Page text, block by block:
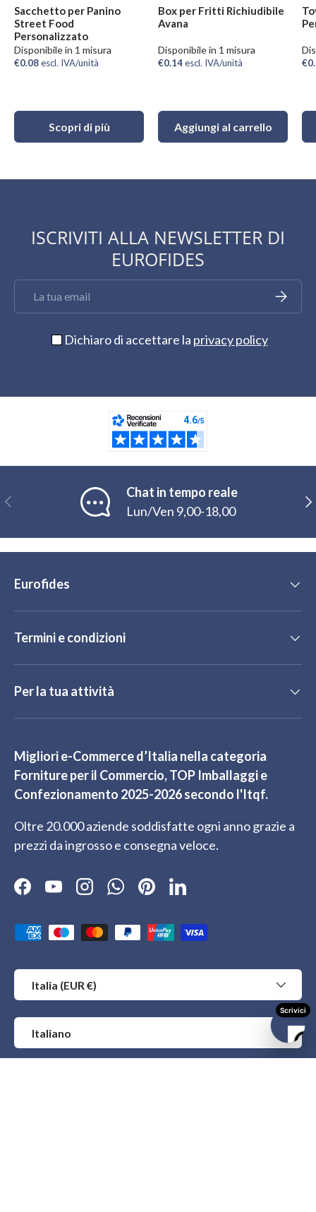
Sacchetto per Panino
Street Food
Personalizzato
Disponibile in 1 misura
€0.08escl. IVA/unità
Scopri di più
Box per Fritti Richiudibile
Avana
Disponibile in 1 misura
€0.14escl. IVA/unità
Aggiungi al carrello
ISCRIVITI ALLA NEWSLETTER DI
EUROFIDES
Iscriviti
Dichiaro di accettare la privacy policy
Indietro
Chat in tempo reale
Lun/Ven 9,00-18,00
Eurofides
Termini e condizioni
Per la tua attività
Migliori e-Commerce d’Italia nella categoria
Forniture per il Commercio, TOP Imballaggi e
Confezionamento 2025-2026 secondo l'Itqf.
Oltre 20.000 aziende soddisfatte ogni anno grazie a
prezzi da ingrosso e consegna veloce.
Facebook
YouTubeInstagramWhatsApp
PinterestLinkedIn
Metodi di pagamento accettati
Paese/Regione
Italia (EUR €)
Lingua
Italiano